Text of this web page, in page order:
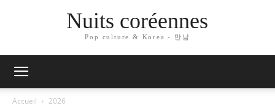
Nuits coréennes
Pop culture & Korea - 만남
Accueil 2026